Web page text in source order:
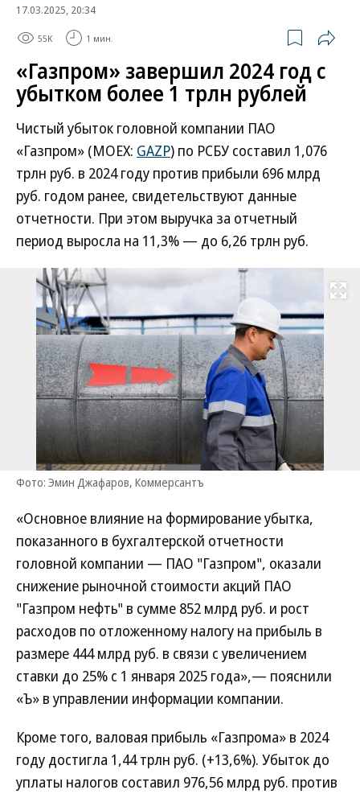
17.03.2025, 20:34
55K 1 мин.
«Газпром» завершил 2024 год с
убытком более 1 трлн рублей
Чистый убыток головной компании ПАО
«Газпром» (MOEX: GAZP) по РСБУ составил 1,076
трлн руб. в 2024 году против прибыли 696 млрд
руб. годом ранее, свидетельствуют данные
отчетности. При этом выручка за отчетный
период выросла на 11,3% — до 6,26 трлн руб.
Развернуть
Фото: Эмин Джафаров, Коммерсантъ
«Основное влияние на формирование убытка,
показанного в бухгалтерской отчетности
головной компании — ПАО "Газпром", оказали
снижение рыночной стоимости акций ПАО
"Газпром нефть" в сумме 852 млрд руб. и рост
расходов по отложенному налогу на прибыль в
размере 444 млрд руб. в связи с увеличением
ставки до 25% с 1 января 2025 года»,— пояснили
«Ъ» в управлении информации компании.
Кроме того, валовая прибыль «Газпрома» в 2024
году достигла 1,44 трлн руб. (+13,6%). Убыток до
уплаты налогов составил 976,56 млрд руб. против